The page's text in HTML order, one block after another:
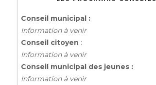
Conseil municipal :
Information à venir
Conseil citoyen :
Information à venir
Conseil municipal des jeunes :
Information à venir